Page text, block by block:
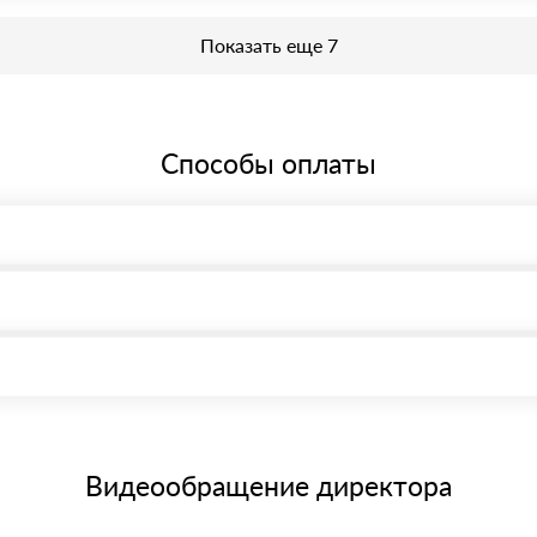
Показать еще 7
Способы оплаты
банковским картам
Видеообращение директора